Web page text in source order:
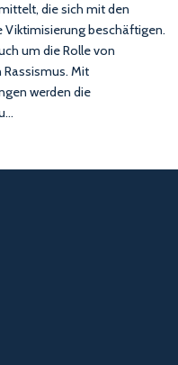
die sich mit den
Viktimisierung beschäftigen.
um die Rolle von
Mit
werden die